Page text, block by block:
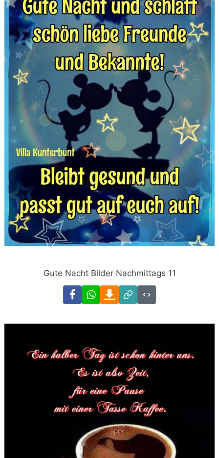
Gute Nacht Bilder Nachmittags 11
FacebookWhatsAppDownload
Link
Code